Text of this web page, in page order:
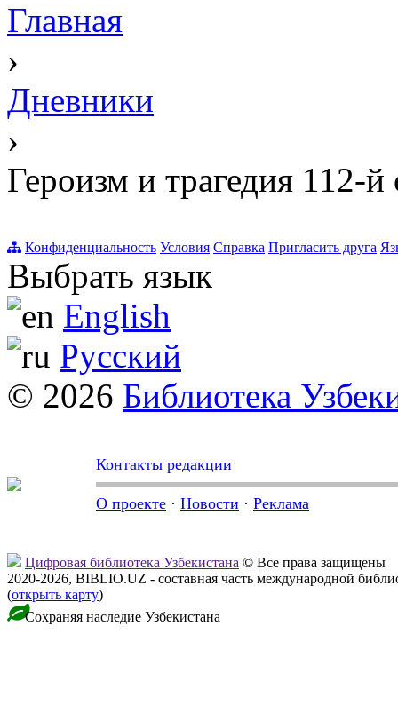
Главная
›
Дневники
›
Героизм и трагедия 112-й
Конфиденциальность Условия Справка Пригласить друга
Выбрать язык
English
Русский
© 2026 Библиотека
Контакты редакции
О проекте · Новости · Реклама
Цифровая библиотека Узбекистана © Все права защищены
2020-2026, BIBLIO.UZ - составная часть международной
(открыть карту)
Сохраняя наследие Узбекистана